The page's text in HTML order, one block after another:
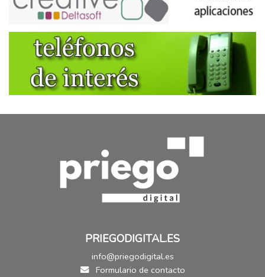
PRIEGODIGITAL.ES
info@priegodigital.es
Formulario de contacto